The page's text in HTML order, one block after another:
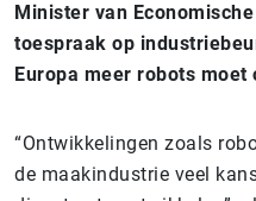
Minister van
toespraak op
Europa meer robots
“Ontwikkelingen zoals
de maakindustrie veel